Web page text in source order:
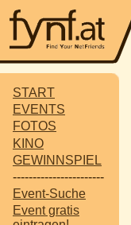
START
EVENTS
FOTOS
KINO
GEWINNSPIEL
-----------------------
Event-Suche
Event gratis